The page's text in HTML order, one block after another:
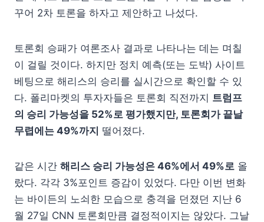
꾸어 2차 토론을 하자고 제안하고 나섰다.
토론회 승패가 여론조사 결과로 나타나는 데는 며칠
이 걸릴 것이다. 하지만 정치 예측(또는 도박) 사이트
베팅으로 해리스의 승리를 실시간으로 확인할 수 있
다. 폴리마켓의 투자자들은 토론회 직전까지 트럼프
의 승리 가능성을 52%로 평가했지만, 토론회가 끝날
무렵에는 49%까지 떨어졌다.
같은 시간 해리스 승리 가능성은 46%에서 49%로 올
랐다. 각각 3%포인트 증감이 있었다. 다만 이번 변화
는 바이든의 노쇠한 모습으로 충격을 던졌던 지난 6
월 27일 CNN 토론회만큼 결정적이지는 않았다. 그날